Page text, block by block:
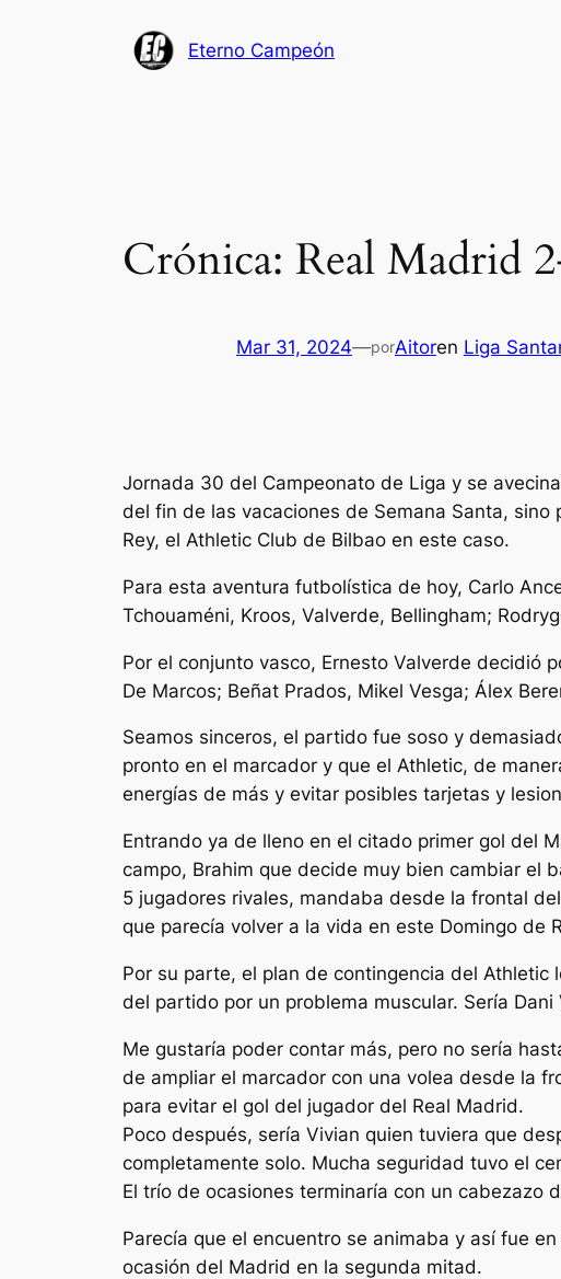
Eterno Campeón
Crónica: Real Madrid
Mar 31, 2024—porAitoren Liga
Jornada 30 del Campeonato de Liga y se
del fin de las vacaciones de Semana Santa,
Rey, el Athletic Club de Bilbao en este caso.
Para esta aventura futbolística de hoy, Carlo
Tchouaméni, Kroos, Valverde, Bellingham;
Por el conjunto vasco, Ernesto Valverde decidió
De Marcos; Beñat Prados, Mikel Vesga; Álex
Seamos sinceros, el partido fue soso y
pronto en el marcador y que el Athletic, de
energías de más y evitar posibles tarjetas y
Entrando ya de lleno en el citado primer gol del
campo, Brahim que decide muy bien cambiar el
5 jugadores rivales, mandaba desde la frontal
que parecía volver a la vida en este Domingo de
Por su parte, el plan de contingencia del
del partido por un problema muscular. Sería
Me gustaría poder contar más, pero no sería
de ampliar el marcador con una volea desde la
para evitar el gol del jugador del Real Madrid.
Poco después, sería Vivian quien tuviera que
completamente solo. Mucha seguridad tuvo el
El trío de ocasiones terminaría con un cabezazo
Parecía que el encuentro se animaba y así fue
ocasión del Madrid en la segunda mitad.